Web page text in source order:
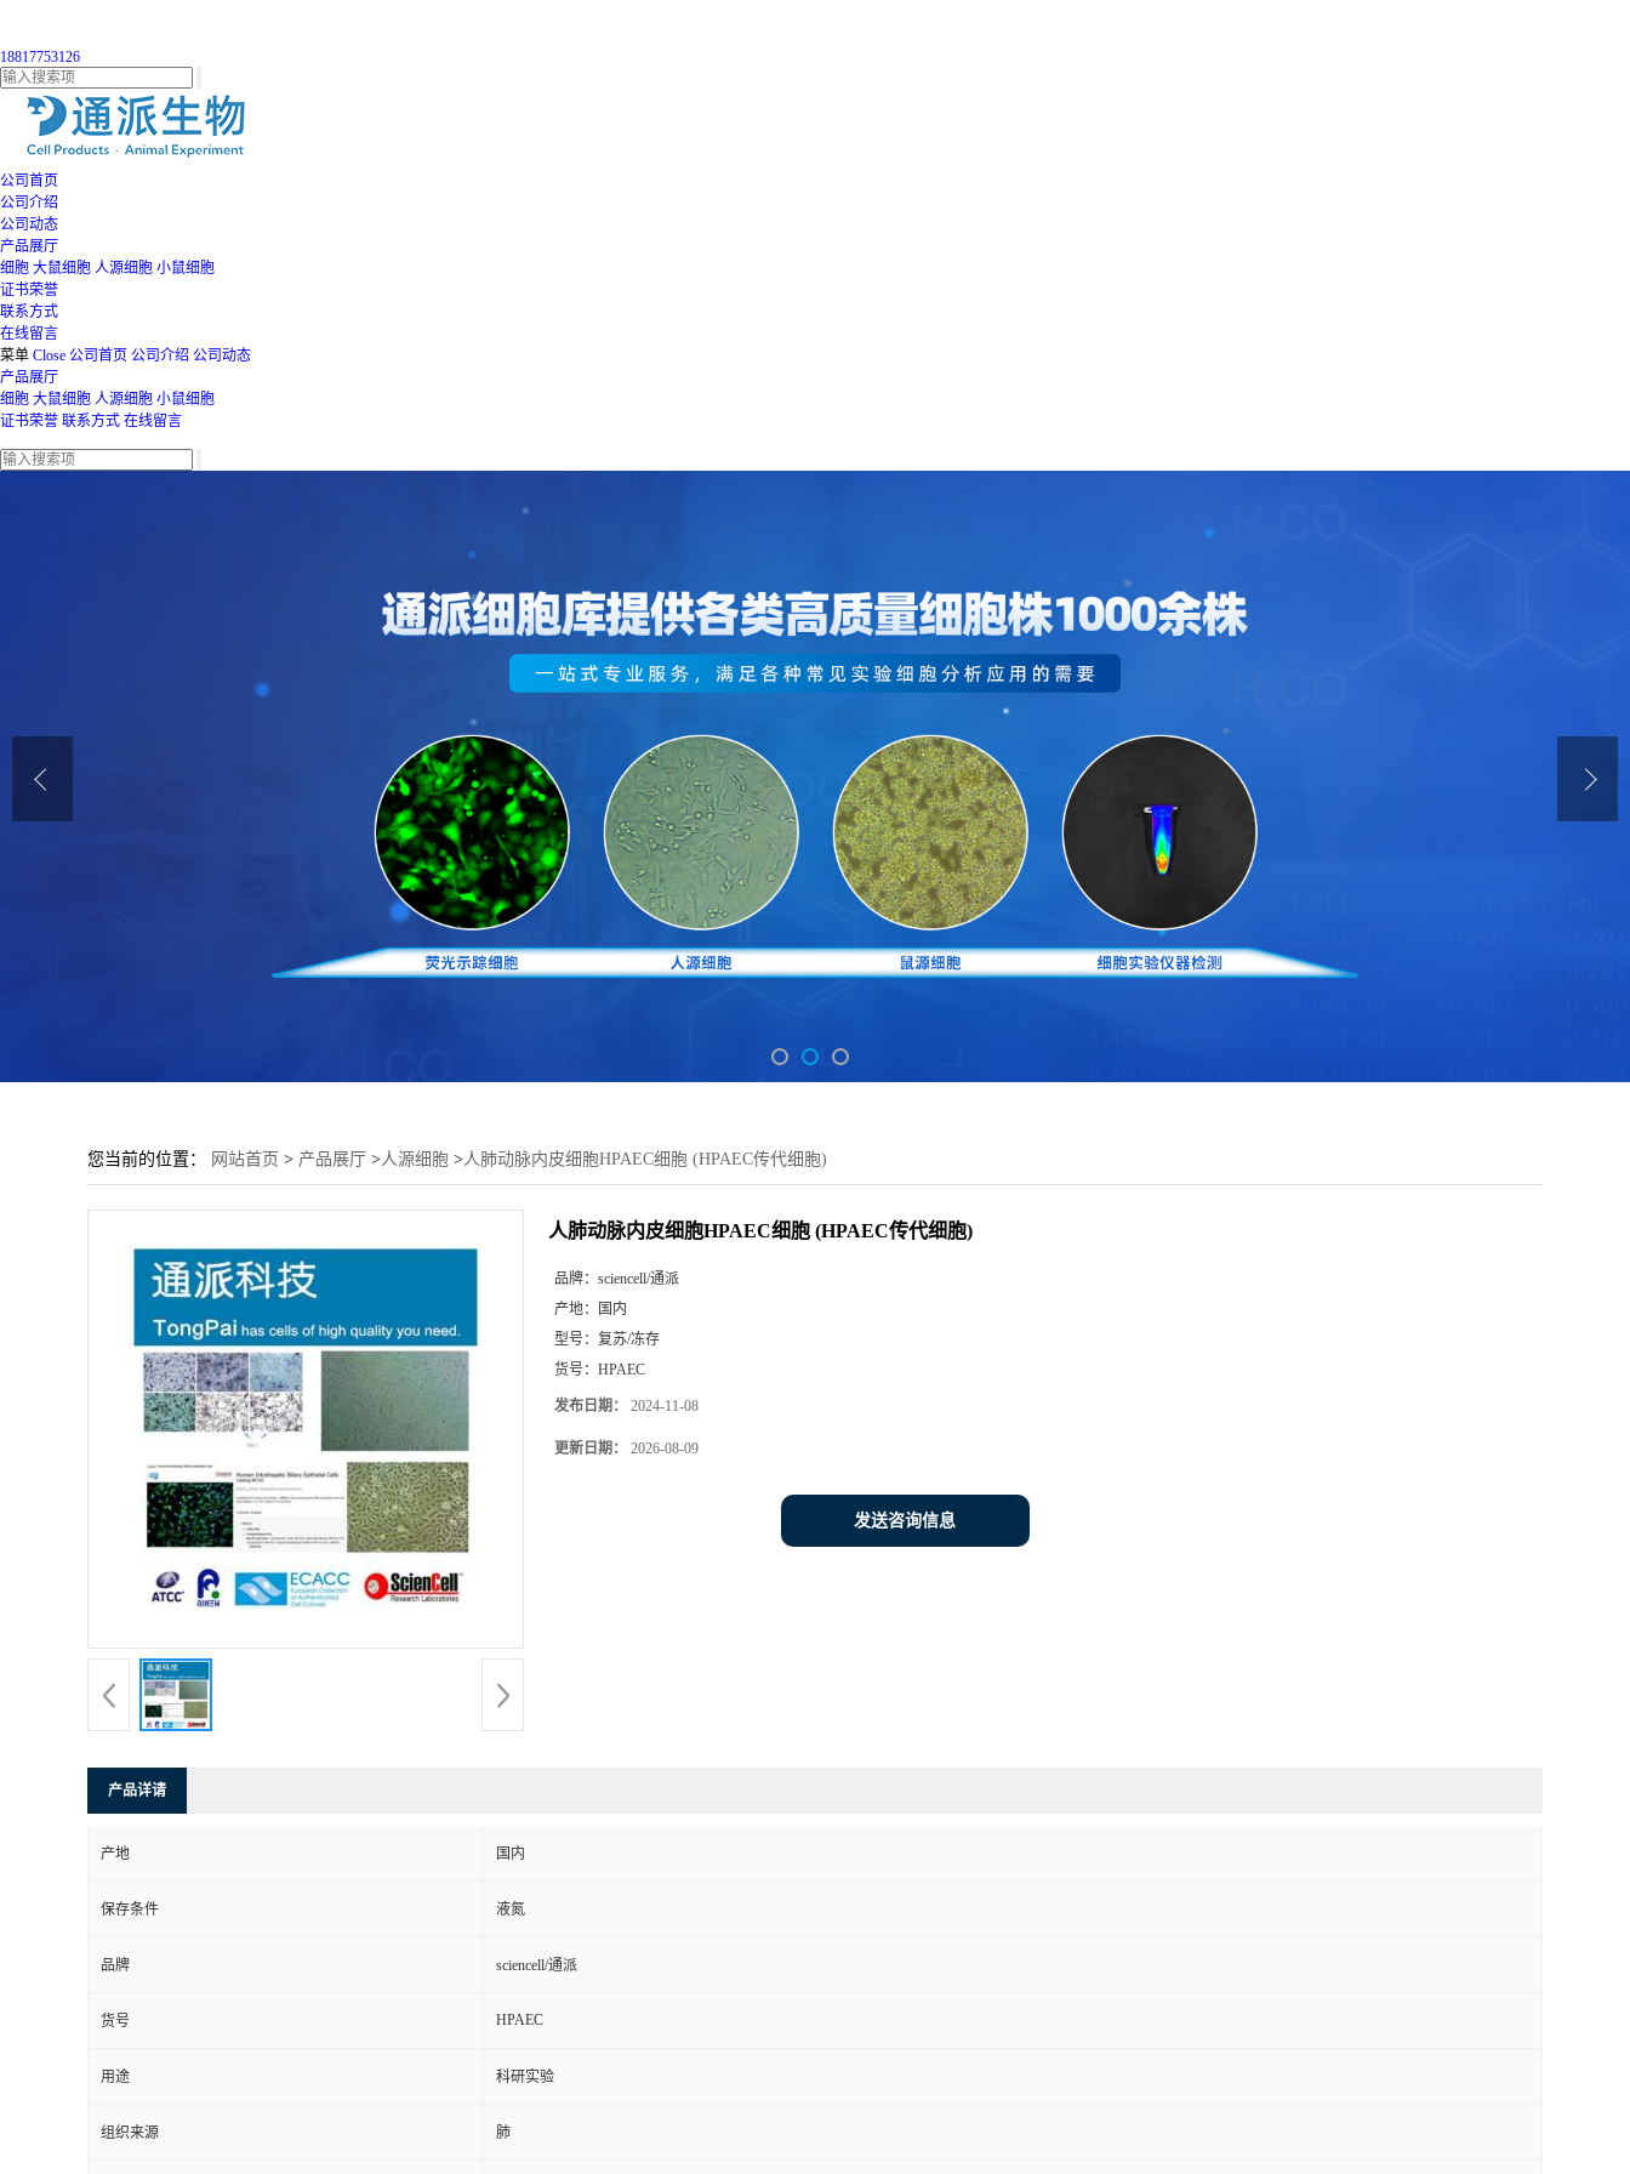
18817753126
公司首页
公司介绍
公司动态
产品展厅
细胞 大鼠细胞 人源细胞 小鼠细胞
证书荣誉
联系方式
在线留言
菜单 Close 公司首页 公司介绍 公司动态
产品展厅
细胞 大鼠细胞 人源细胞 小鼠细胞
证书荣誉 联系方式 在线留言
您当前的位置： 网站首页 > 产品展厅 >人源细胞 >人肺动脉内皮细胞HPAEC细胞 (HPAEC传代细胞)
人肺动脉内皮细胞HPAEC细胞 (HPAEC传代细胞)
品牌： sciencell/通派
产地：
国内
型号： 复苏/冻存
货号： HPAEC
发布日期： 2024-11-08
更新日期： 2026-08-09
发送咨询信息
产品详请
产地 国内
保存条件 液氮
品牌 sciencell/通派
货号 HPAEC
用途 科研实验
组织来源 肺